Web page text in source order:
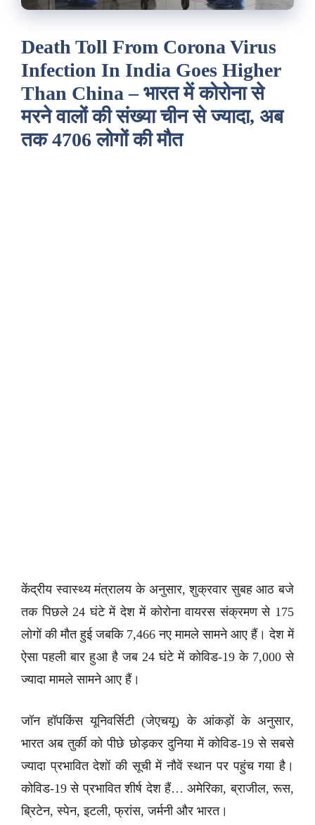
Death Toll From Corona Virus
Infection In India Goes Higher
Than China – भारत में कोरोना से
मरने वालों की संख्या चीन से ज्यादा, अब
तक 4706 लोगों की मौत
केंद्रीय स्वास्थ्य मंत्रालय के अनुसार, शुक्रवार सुबह आठ बजे
तक पिछले 24 घंटे में देश में कोरोना वायरस संक्रमण से 175
लोगों की मौत हुई जबकि 7,466 नए मामले सामने आए हैं। देश में
ऐसा पहली बार हुआ है जब 24 घंटे में कोविड-19 के 7,000 से
ज्यादा मामले सामने आए हैं।
जॉन हॉपकिंस यूनिवर्सिटी (जेएचयू) के आंकड़ों के अनुसार,
भारत अब तुर्की को पीछे छोड़कर दुनिया में कोविड-19 से सबसे
ज्यादा प्रभावित देशों की सूची में नौवें स्थान पर पहुंच गया है।
कोविड-19 से प्रभावित शीर्ष देश हैं… अमेरिका, ब्राजील, रूस,
ब्रिटेन, स्पेन, इटली, फ्रांस, जर्मनी और भारत।